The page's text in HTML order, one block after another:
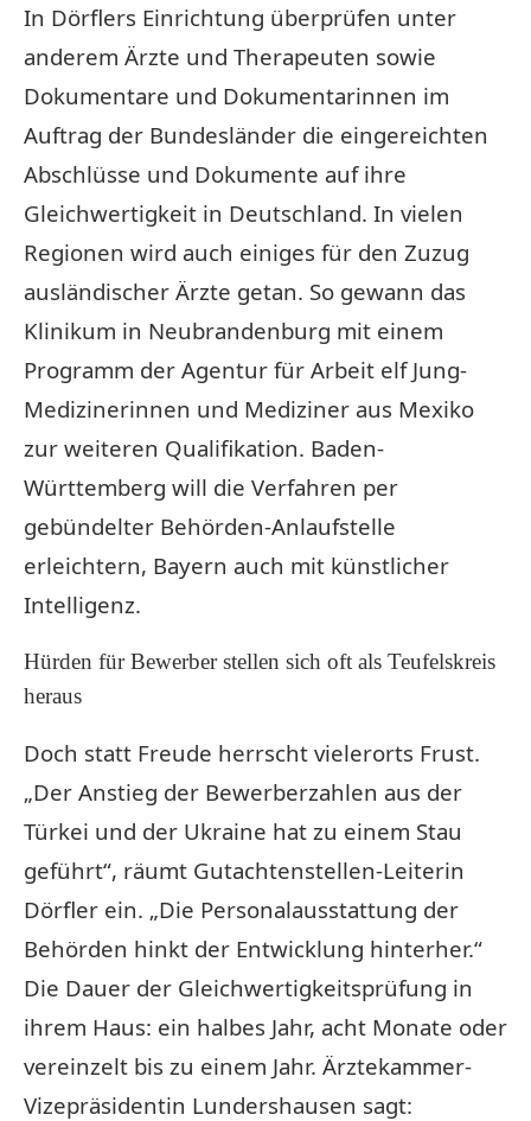
In Dörflers Einrichtung überprüfen unter
anderem Ärzte und Therapeuten sowie
Dokumentare und Dokumentarinnen im
Auftrag der Bundesländer die eingereichten
Abschlüsse und Dokumente auf ihre
Gleichwertigkeit in Deutschland. In vielen
Regionen wird auch einiges für den Zuzug
ausländischer Ärzte getan. So gewann das
Klinikum in Neubrandenburg mit einem
Programm der Agentur für Arbeit elf Jung-
Medizinerinnen und Mediziner aus Mexiko
zur weiteren Qualifikation. Baden-
Württemberg will die Verfahren per
gebündelter Behörden-Anlaufstelle
erleichtern, Bayern auch mit künstlicher
Intelligenz.
Hürden für Bewerber stellen sich oft als Teufelskreis
heraus
Doch statt Freude herrscht vielerorts Frust.
„Der Anstieg der Bewerberzahlen aus der
Türkei und der Ukraine hat zu einem Stau
geführt“, räumt Gutachtenstellen-Leiterin
Dörfler ein. „Die Personalausstattung der
Behörden hinkt der Entwicklung hinterher.“
Die Dauer der Gleichwertigkeitsprüfung in
ihrem Haus: ein halbes Jahr, acht Monate oder
vereinzelt bis zu einem Jahr. Ärztekammer-
Vizepräsidentin Lundershausen sagt: